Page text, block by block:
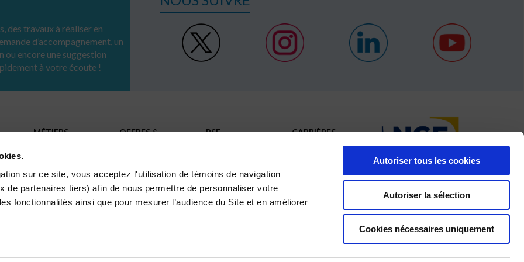
sur ce site, vous acceptez l'utilisation de témoins de navigation
de partenaires tiers) afin de nous permettre de personnaliser votre
fonctionnalités ainsi que pour mesurer l’audience du Site et en améliorer
Autoriser tous les cookies
Autoriser la sélection
Cookies nécessaires uniquement
des travaux à réaliser en
d’accompagnement, un
ou encore une suggestion
à votre écoute !
MÉTIERS
Gestion de l’eau
OFFRES &
Industriels
Grandes infrastructures
RSE
RÉFÉRENCES
CARRIÈRES
Femmes Hommes Charte fournisseurs Ι Médiateur de la